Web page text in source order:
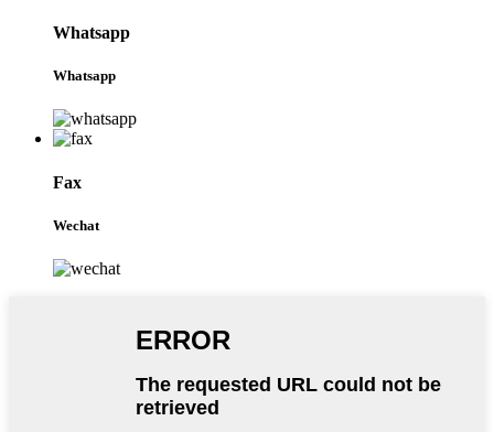
Whatsapp
Whatsapp
Fax
Wechat